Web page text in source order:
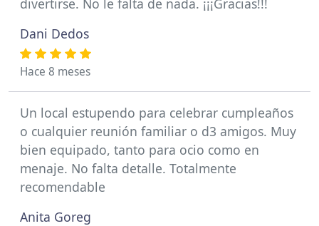
divertirse. No le falta de nada. ¡¡¡Gracias!!!
Dani Dedos
Hace 8 meses
Un local estupendo para celebrar cumpleaños
o cualquier reunión familiar o d3 amigos. Muy
bien equipado, tanto para ocio como en
menaje. No falta detalle. Totalmente
recomendable
Anita Goreg